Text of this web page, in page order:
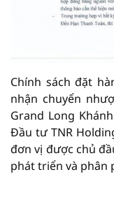
Chính sách đặt
nhận chuyển
Grand Long
Đầu tư TNR
đơn vị được chủ
phát triển và phân